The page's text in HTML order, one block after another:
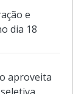
e
aproveita